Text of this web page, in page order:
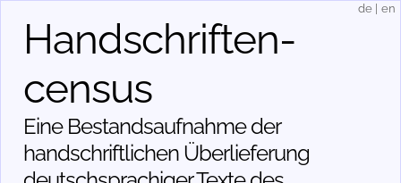
Handschriften­
census
Eine Bestandsaufnahme der
handschriftlichen Über­lieferung
de en